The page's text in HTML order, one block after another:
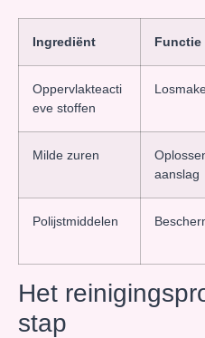
Ingrediënt Functie
Oppervlakteacti
eve stoffen
Milde zuren
aanslag
Polijstmiddelen
Het
stap